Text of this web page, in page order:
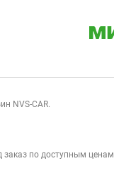
NVS-CAR.
заказ по доступным